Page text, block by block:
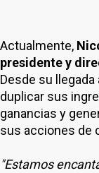
Actualmente,
presidente y
Desde su
duplicar sus
ganancias y
sus acciones de
"Estamos